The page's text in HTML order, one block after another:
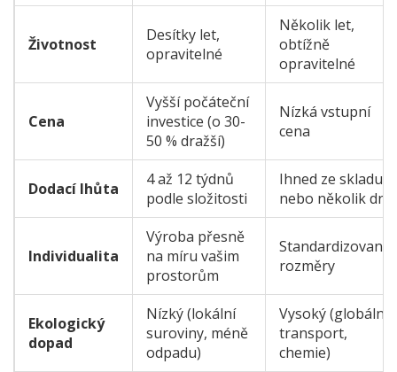
Životnost
Desítky let,
opravitelné
Několik let,
obtížně
opravitelné
Cena
Vyšší počáteční
investice (o 30-
50 % dražší)
Nízká vstupní
cena
Dodací lhůta
4 až 12 týdnů
podle složitosti
Ihned ze skladu
nebo několik dní
Individualita
Výroba přesně
na míru vašim
prostorům
Standardizované
rozměry
Ekologický
dopad
Nízký (lokální
suroviny, méně
odpadu)
Vysoký (globální
transport,
chemie)